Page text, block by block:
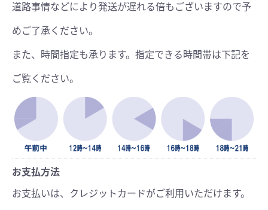
道路事情などにより発送が遅れる倍もございますので予
めご了承ください。
また、時間指定も承ります。指定できる時間帯は下記を
ご覧ください。
お支払方法
お支払いは、クレジットカードがご利用いただけます。